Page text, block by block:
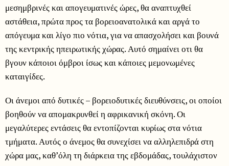
μεσημβρινές και απογευματινές ώρες, θα αναπτυχθεί
αστάθεια, πρώτα προς τα βορειοανατολικά και αργά το
απόγευμα και λίγο πιο νότια, για να απασχολήσει και βουνά
της κεντρικής ηπειρωτικής χώρας. Αυτό σημαίνει οτι θα
βγουν κάποιοι όμβροι ίσως και κάποιες μεμονωμένες
καταιγίδες.
Οι άνεμοι από δυτικές – βορειοδυτικές διευθύνσεις, οι οποίοι
βοηθούν να απομακρυνθεί η αφρικανική σκόνη. Οι
μεγαλύτερες εντάσεις θα εντοπίζονται κυρίως στα νότια
τμήματα. Αυτός ο άνεμος θα συνεχίσει να αλληλεπιδρά στη
χώρα μας, καθ’όλη τη διάρκεια της εβδομάδας, τουλάχιστον